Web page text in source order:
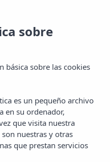
sobre
básica sobre las cookies
es un pequeño archivo
en su ordenador,
que visita nuestra
nuestras y otras
que prestan servicios